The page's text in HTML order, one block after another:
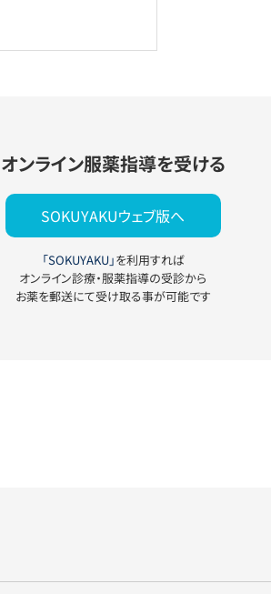
オンライン服薬指導を受ける
SOKUYAKUウェブ版へ
「SOKUYAKU」を利用すれば
オンライン診療・服薬指導の受診から
お薬を郵送にて受け取る事が可能です